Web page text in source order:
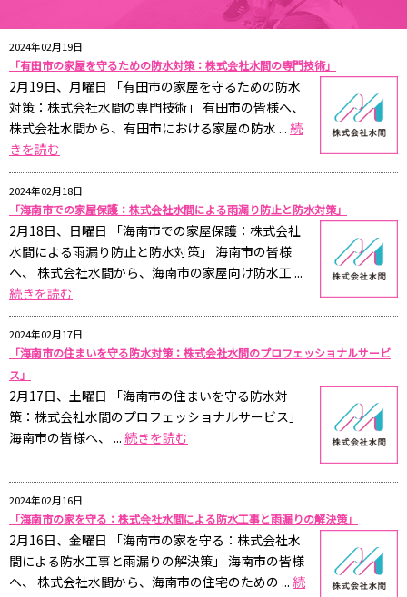
2024年02月19日
「有田市の家屋を守るための防水対策：株式会社水間の専門技術」
2月19日、月曜日 「有田市の家屋を守るための防水
対策：株式会社水間の専門技術」 有田市の皆様へ、
株式会社水間から、有田市における家屋の防水 ... 続
きを読む
2024年02月18日
「海南市での家屋保護：株式会社水間による雨漏り防止と防水対策」
2月18日、日曜日 「海南市での家屋保護：株式会社
水間による雨漏り防止と防水対策」 海南市の皆様
へ、 株式会社水間から、海南市の家屋向け防水工 ...
続きを読む
2024年02月17日
「海南市の住まいを守る防水対策：株式会社水間のプロフェッショナルサービ
ス」
2月17日、土曜日 「海南市の住まいを守る防水対
策：株式会社水間のプロフェッショナルサービス」
海南市の皆様へ、 ... 続きを読む
2024年02月16日
「海南市の家を守る：株式会社水間による防水工事と雨漏りの解決策」
2月16日、金曜日 「海南市の家を守る：株式会社水
間による防水工事と雨漏りの解決策」 海南市の皆様
へ、 株式会社水間から、海南市の住宅のための ... 続